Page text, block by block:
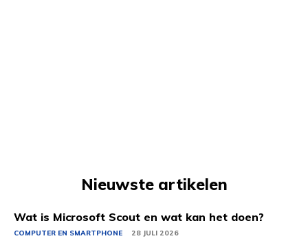
Nieuwste artikelen
Wat is Microsoft Scout en wat kan het doen?
COMPUTER EN SMARTPHONE 28 JULI 2026